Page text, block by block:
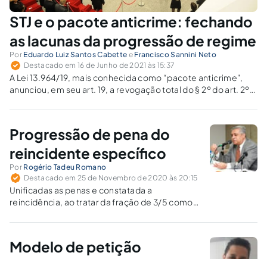
STJ e o pacote anticrime: fechando
as lacunas da progressão de regime
Por Eduardo Luiz Santos Cabette e Francisco Sannini Neto
Destacado em 16 de Junho de 2021 às 15:37
A Lei 13.964/19, mais conhecida como “pacote anticrime",
anunciou, em seu art. 19, a revogação total do § 2º do art. 2º
progressão de regime estavam perfiladas.
Progressão de pena do
reincidente específico
Por Rogério Tadeu Romano
Destacado em 25 de Novembro de 2020 às 20:15
Unificadas as penas e constatada a
reincidência, ao tratar da fração de 3/5 como
há distinção entre a reincidência comum ou
Modelo de petição